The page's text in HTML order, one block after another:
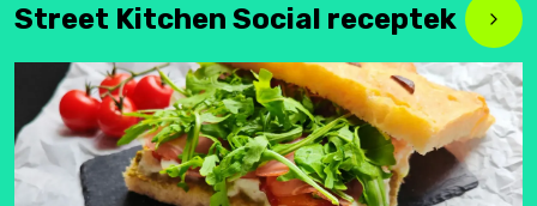
Street Kitchen Social receptek